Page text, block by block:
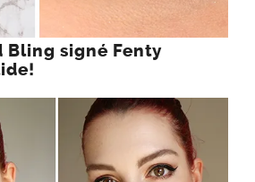
Bling signé Fenty